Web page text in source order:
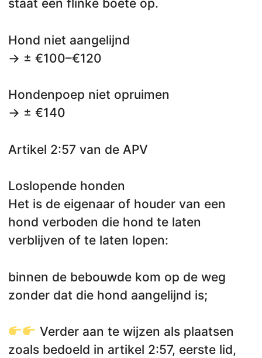
staat een flinke boete op.
Hond niet aangelijnd
→ ± €100–€120
Hondenpoep niet opruimen
→ ± €140
Artikel 2:57 van de APV
Loslopende honden
Het is de eigenaar of houder van een
hond verboden die hond te laten
verblijven of te laten lopen:
binnen de bebouwde kom op de weg
zonder dat die hond aangelijnd is;
Verder aan te wijzen als plaatsen
zoals bedoeld in artikel 2:57, eerste lid,